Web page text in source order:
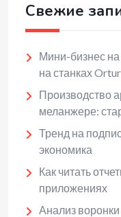
Свежие
Мини-бизнес
на станках
Производство
меланжере:
Тренд на
экономика
Как читать
приложениях
Анализ